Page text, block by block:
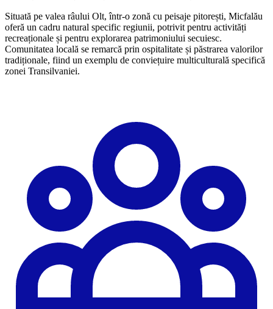
Situată pe valea râului Olt, într-o zonă cu peisaje pitorești, Micfalău
oferă un cadru natural specific regiunii, potrivit pentru activități
recreaționale și pentru explorarea patrimoniului secuiesc.
Comunitatea locală se remarcă prin ospitalitate și păstrarea valorilor
tradiționale, fiind un exemplu de conviețuire multiculturală specifică
zonei Transilvaniei.